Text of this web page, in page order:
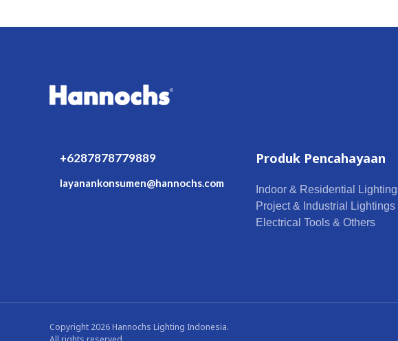
+6287878779889
layanankonsumen@hannochs.com
Produk Pencahayaan
Indoor & Residential
Project & Industrial Lightings
Electrical Tools & Others
Copyright 2026 Hannochs Lighting Indonesia.